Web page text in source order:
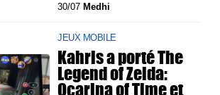
30/07 Medhi
JEUX MOBILE
Kahris a porté The
Legend of Zelda:
Ocarina of Time et